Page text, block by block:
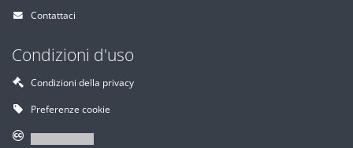
Contattaci
Condizioni d'uso
Condizioni della privacy
Preferenze cookie